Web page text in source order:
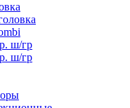
ш/гр
ш/гр